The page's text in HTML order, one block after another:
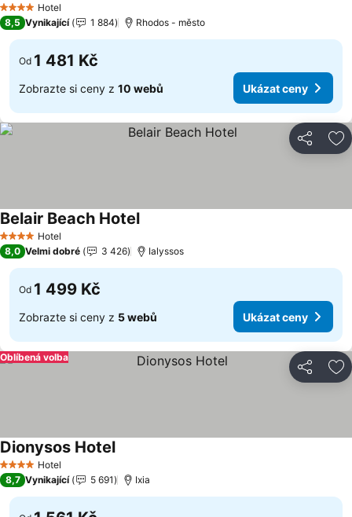
4 Počet hvězdiček
Hotel
8,5 Vynikající 1 884 Rhodos - město
Od 1 481 Kč
Zobrazte si ceny z 10 webů Ukázat ceny
Sdílet
4 Počet hvězdiček
Hotel
Belair Beach HotelUkázat ceny
8,0 Velmi dobré 3 426 Ialyssos
Od 1 499 Kč
Zobrazte si ceny z 5 webů Ukázat ceny
Sdílet
Oblíbená volba
4 Počet hvězdiček
Hotel
Dionysos HotelUkázat ceny
8,7 Vynikající 5 691 Ixia